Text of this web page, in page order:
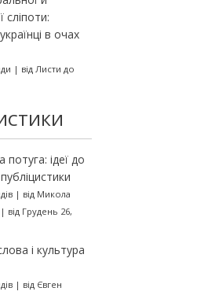
сліпоти:
в очах
| від Листи до
потуга: ідеї до
| від Микола
| від Грудень 26,
і культура
| від Євген